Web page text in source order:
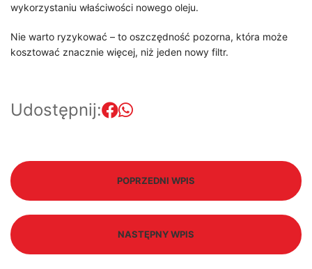
wykorzystaniu właściwości nowego oleju.
Nie warto ryzykować – to oszczędność pozorna, która może
kosztować znacznie więcej, niż jeden nowy filtr.
Udostępnij:
POPRZEDNI WPIS
NASTĘPNY WPIS